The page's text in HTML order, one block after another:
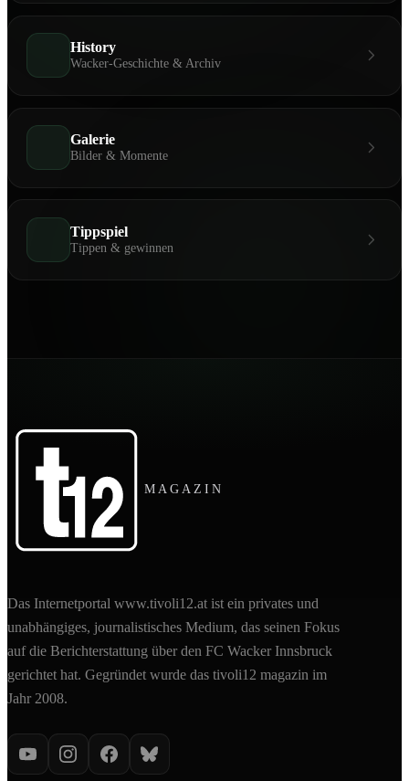
History
Wacker-Geschichte & Archiv
Galerie
Bilder & Momente
Tippspiel
Tippen & gewinnen
MAGAZIN
Das Internetportal www.tivoli12.at ist ein privates und
unabhängiges, journalistisches Medium, das seinen Fokus
auf die Berichterstattung über den FC Wacker Innsbruck
gerichtet hat. Gegründet wurde das tivoli12 magazin im
Jahr 2008.